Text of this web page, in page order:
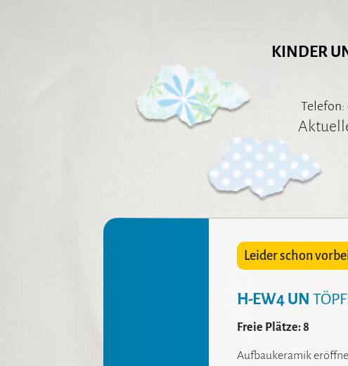
Leider schon
H-EW4 UN
Freie Plätze: 8
Aufbaukeramik
KINDER
Telefon: